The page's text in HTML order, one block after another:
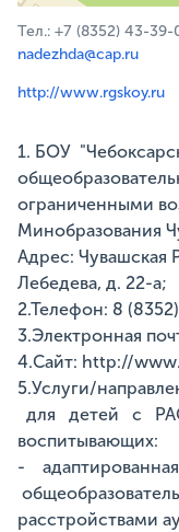
Тел.: +7 (8352) 43-39-
nadezhda@cap.ru
http://www.rgskoy.ru
1. БОУ
ограниченными
Минобразования
Адрес: Чувашская
Лебедева, д. 22-а;
2.Телефон: 8
3.Электронная
4.Сайт: http://
5.Услуги/
для детей с
воспитывающих:
-
расстройствами